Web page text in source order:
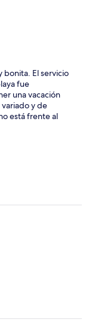
El servicio
fue
una vacación
y de
está frente al